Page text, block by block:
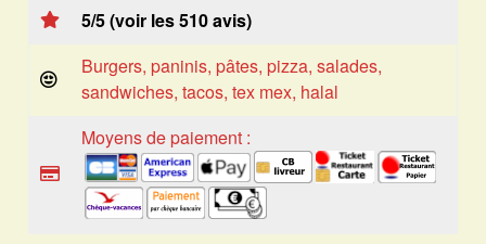
5/5 (voir les 510 avis)
Burgers, paninis, pâtes, pizza, salades,
sandwiches, tacos, tex mex, halal
Moyens de paiement :